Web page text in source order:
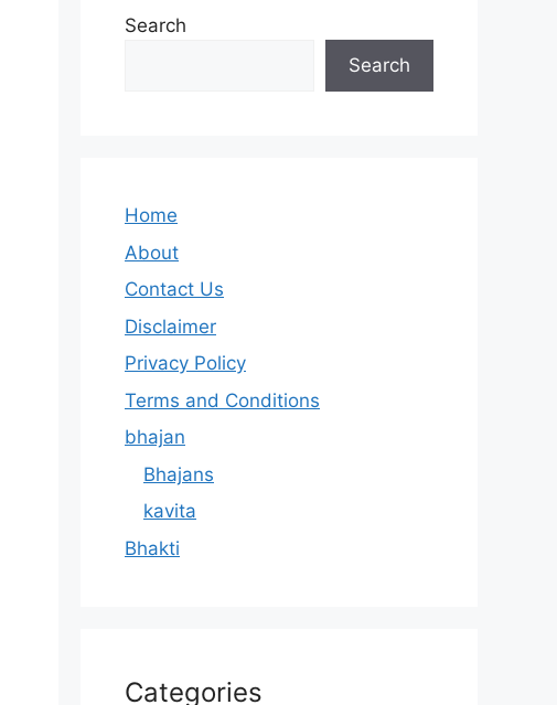
Search
Search
Home
About
Contact Us
Disclaimer
Privacy Policy
Terms and Conditions
bhajan
Bhajans
kavita
Bhakti
Categories